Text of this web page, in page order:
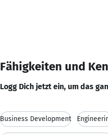
Fähigkeiten und
Logg Dich jetzt ein, um das
Business Development